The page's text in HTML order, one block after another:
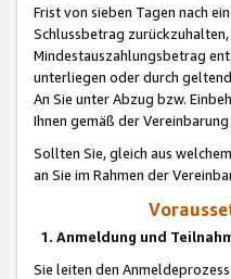
Frist von sieben Tagen nach
Schlussbetrag
Mindestauszahlungsbetrag
unterliegen oder durch
An Sie unter Abzug bzw.
Ihnen gemäß der
Sollten Sie, gleich aus
an Sie im Rahmen der
1. Anmeldung und
Sie leiten den